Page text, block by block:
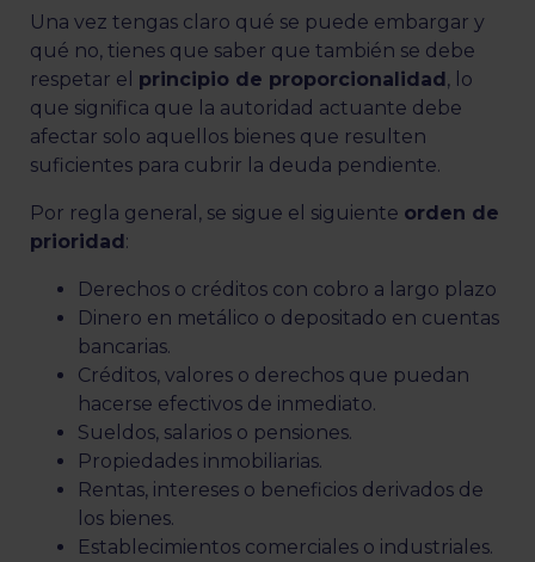
Una vez tengas claro qué se puede embargar y
qué no, tienes que saber que también se debe
respetar el principio de proporcionalidad, lo
que significa que la autoridad actuante debe
afectar solo aquellos bienes que resulten
suficientes para cubrir la deuda pendiente.
Por regla general, se sigue el siguiente orden de
prioridad:
Derechos o créditos con cobro a largo plazo
Dinero en metálico o depositado en cuentas
bancarias.
Créditos, valores o derechos que puedan
hacerse efectivos de inmediato.
Sueldos, salarios o pensiones.
Propiedades inmobiliarias.
Rentas, intereses o beneficios derivados de
los bienes.
Establecimientos comerciales o industriales.